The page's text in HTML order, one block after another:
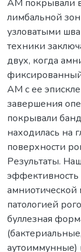
АМ покрывали
лимбальной
узловатыми
техники
двух, когда
АМ с ее
завершения
покрывали
находилась на
поверхности
Результаты.
патологией
буллезная
аутоиммунные)